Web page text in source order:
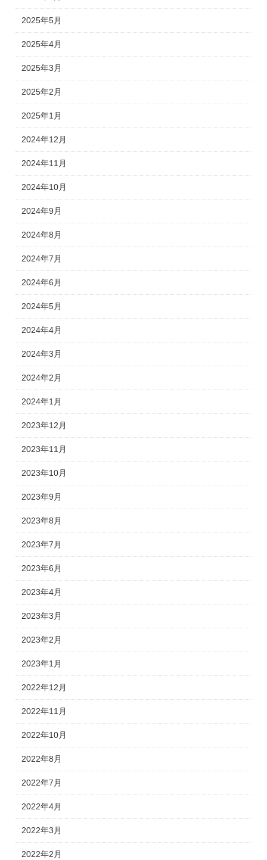
2025年5月
2025年4月
2025年3月
2025年2月
2025年1月
2024年12月
2024年11月
2024年10月
2024年9月
2024年8月
2024年7月
2024年6月
2024年5月
2024年4月
2024年3月
2024年2月
2024年1月
2023年12月
2023年11月
2023年10月
2023年9月
2023年8月
2023年7月
2023年6月
2023年4月
2023年3月
2023年2月
2023年1月
2022年12月
2022年11月
2022年10月
2022年8月
2022年7月
2022年4月
2022年3月
2022年2月